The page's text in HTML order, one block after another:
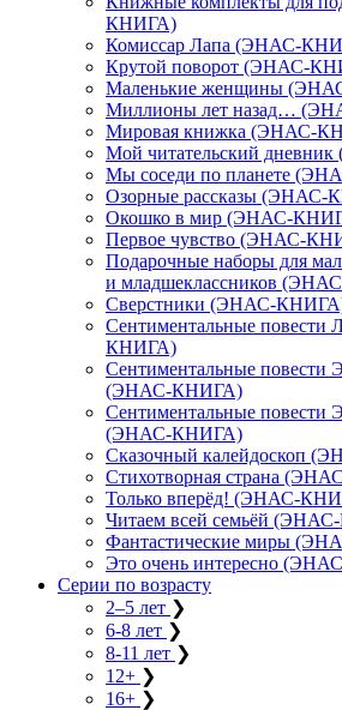
КНИГА)
Комиссар Лапа (ЭНАС-
Крутой поворот (ЭНАС-
Маленькие женщины
Миллионы лет назад…
Мировая книжка (ЭНАС-
Мой читательский
Мы соседи по планете
Озорные рассказы (ЭНАС-
Окошко в мир (ЭНАС-
Первое чувство (ЭНАС-
Подарочные наборы для
и младшеклассников
Сверстники (ЭНАС-
Сентиментальные
КНИГА)
Сентиментальные повести
(ЭНАС-КНИГА)
Сентиментальные повести
(ЭНАС-КНИГА)
Сказочный калейдоскоп
Стихотворная страна
Только вперёд! (ЭНАС-
Читаем всей семьёй
Фантастические миры
Это очень интересно
Серии по возрасту
2–5 лет ❯
6-8 лет ❯
8-11 лет ❯
12+ ❯
16+ ❯